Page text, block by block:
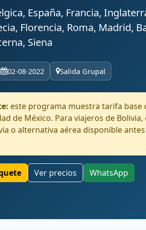
España, Francia,
Florencia, Roma, Madrid,
Siena
02-08-2022 Salida Grupal
este programa muestra tarifa base
de México. Para viajeros de
o alternativa aérea disponible
Ver precios WhatsApp